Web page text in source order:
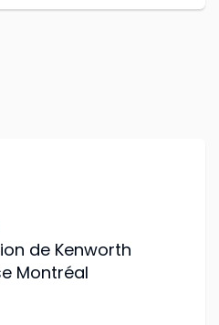
annoncé des
moteurs diesel afin que
à rouler plus longtemps
camion o...
de Kenworth
Montréal